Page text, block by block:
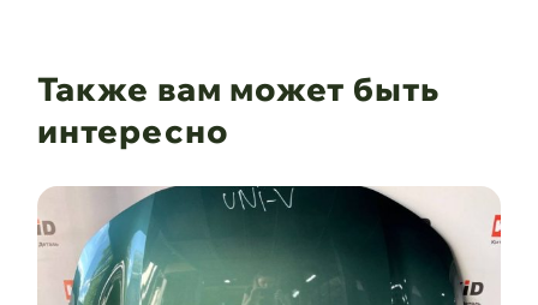
Также вам может быть
интересно